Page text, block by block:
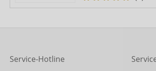
Service-Hotline